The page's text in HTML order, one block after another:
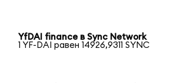
YfDAI finance в Sync Network
1 YF-DAI равен 14926,9311 SYNC